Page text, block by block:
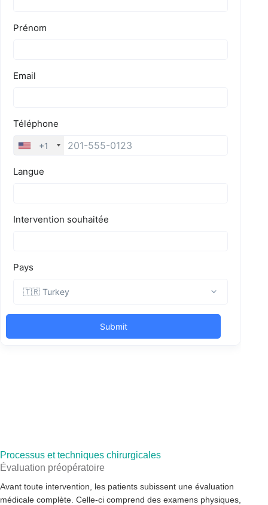
Processus et techniques chirurgicales
Évaluation préopératoire
Avant toute intervention, les patients subissent une évaluation
médicale complète. Celle-ci comprend des examens physiques,